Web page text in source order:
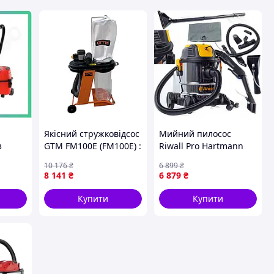
Якісний стружковідсос
GTM FM100E (FM100E) :
хв, 65 л мішок для
стружки
8 141 ₴
10 176₴
Купити
Мийний пилосос
Riwall Pro Hartmann
6 879 ₴
6 899₴
Купити